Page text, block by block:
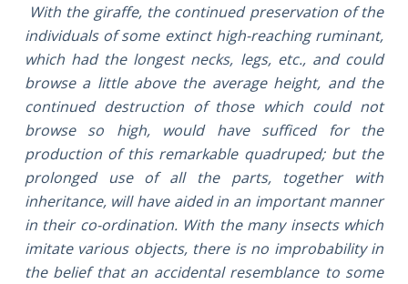
With the giraffe, the continued preservation of the
individuals of some extinct high-reaching ruminant,
which had the longest necks, legs, etc., and could
browse a little above the average height, and the
continued destruction of those which could not
browse so high, would have sufficed for the
production of this remarkable quadruped; but the
prolonged use of all the parts, together with
inheritance, will have aided in an important manner
in their co-ordination. With the many insects which
imitate various objects, there is no improbability in
the belief that an accidental resemblance to some